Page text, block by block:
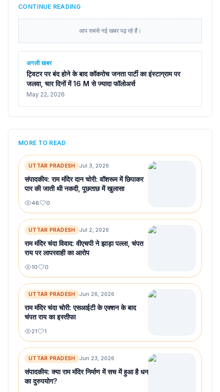
CONTINUE READING
आप सबसे नई खबर पढ़ रहे हैं।
अगली खबर
ट्विटर पर बंद होने के बाद कॉकरोच जनता पार्टी का इंस्टाग्राम पर
जलवा, चार दिनों में 16 M से ज्यादा फॉलोअर्स
May 22, 2026
MORE TO READ
UTTAR PRADESH Jul 3, 2026
संपादकीय: राम मंदिर दान चोरी: वॉशरूम में छिपाकर
पार की जाती थी नकदी, पूछताछ में खुलासा
46 0
UTTAR PRADESH Jul 2, 2026
राम मंदिर चंदा विवाद: वीएचपी ने झाड़ा पल्ला, चंपत
राय पर लापरवाही का आरोप
10 0
UTTAR PRADESH Jun 26, 2026
राम मंदिर चंदा चोरी: एसआईटी के एक्शन के बाद
चंपत राय का इस्तीफा
21 1
UTTAR PRADESH Jun 23, 2026
संपादकीय: क्या राम मंदिर निर्माण में सच में हुआ है धन
का दुरुपयोग?